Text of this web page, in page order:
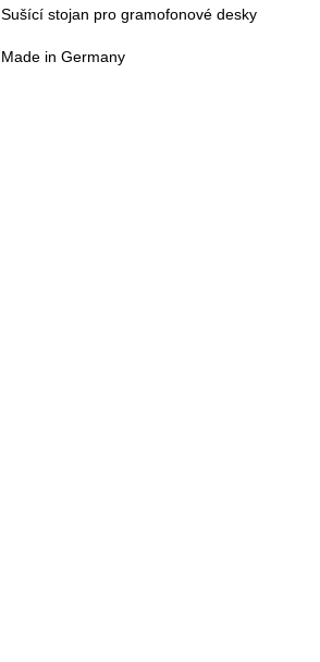
Sušící stojan pro gramofonové desky
Made in Germany